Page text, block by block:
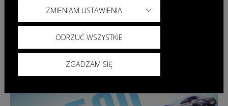
ZMIENIAM USTAWIENIA
ODRZUĆ WSZYSTKIE
ZGADZAM SIĘ